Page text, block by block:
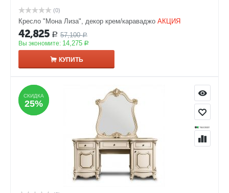
(0)
Кресло "Мона Лиза", декор крем/караваджо АКЦИЯ
42,825 Р 57,100 Р
Вы экономите: 14,275 Р
КУПИТЬ
СКИДКА
25%
СКИДКА
25%